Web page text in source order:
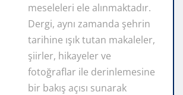
meseleleri ele alınmaktadır.
Dergi, aynı zamanda şehrin
tarihine ışık tutan makaleler,
şiirler, hikayeler ve
fotoğraflar ile derinlemesine
bir bakış açısı sunarak